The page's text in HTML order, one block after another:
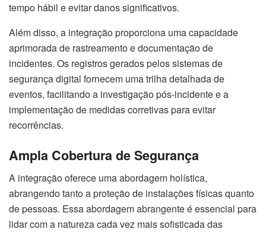
tempo hábil e evitar danos significativos.
Além disso, a integração proporciona uma capacidade
aprimorada de rastreamento e documentação de
incidentes. Os registros gerados pelos sistemas de
segurança digital fornecem uma trilha detalhada de
eventos, facilitando a investigação pós-incidente e a
implementação de medidas corretivas para evitar
recorrências.
Ampla Cobertura de Segurança
A integração oferece uma abordagem holística,
abrangendo tanto a proteção de instalações físicas quanto
de pessoas. Essa abordagem abrangente é essencial para
lidar com a natureza cada vez mais sofisticada das